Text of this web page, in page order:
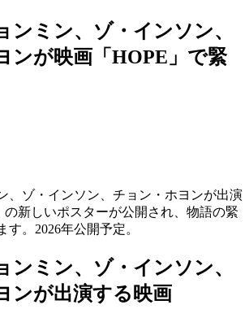
ンミン、ゾ・インソン、
ンが映画「HOPE」で緊
、ゾ・インソン、チョン・ホヨンが出演
の新しいポスターが公開され、物語の緊
。2026年公開予定。
ンミン、ゾ・インソン、
ンが出演する映画